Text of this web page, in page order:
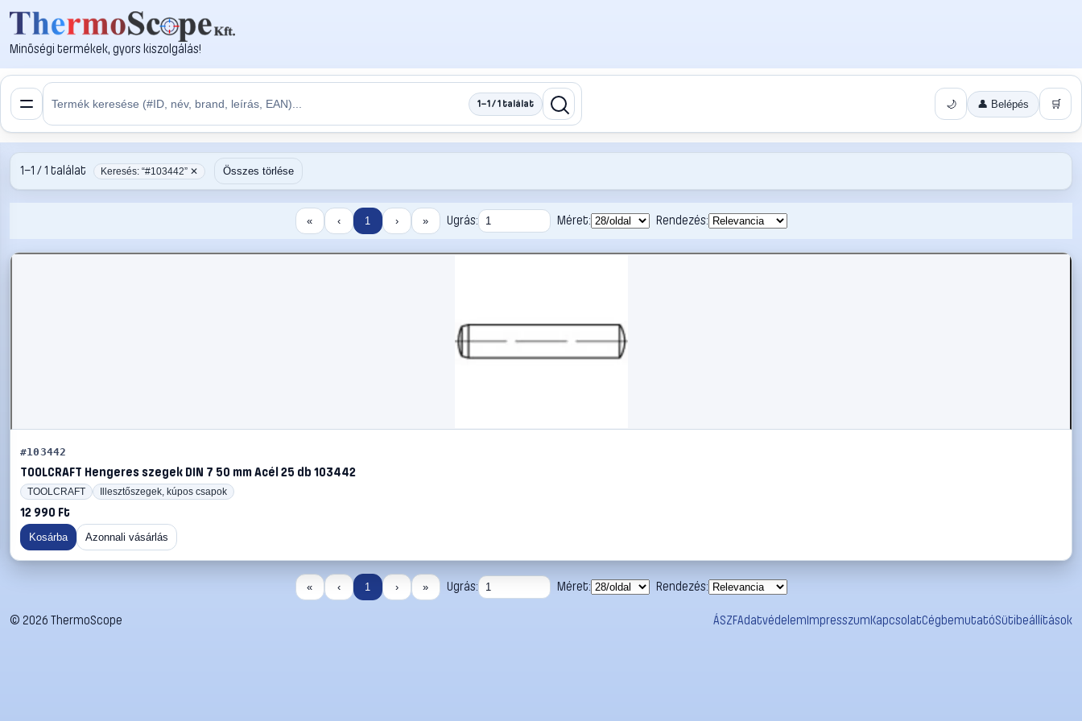
Minőségi termékek, gyors kiszolgálás!
1–1 / 1 találat 🌙 👤 Belépés 🛒
1–1 / 1 találat Keresés: “#103442” ✕ Összes törlése
« ‹ 1 › » Ugrás: Méret: Rendezés:
#103442
TOOLCRAFT Hengeres szegek DIN 7 50 mm Acél 25 db 103442
TOOLCRAFT Illesztőszegek, kúpos csapok
12 990 Ft
Kosárba Azonnali vásárlás
« ‹ 1 › » Ugrás: Méret: Rendezés:
© 2026 ThermoScope ÁSZFAdatvédelemImpresszumKapcsolatCégbemutatóSütibeállítások